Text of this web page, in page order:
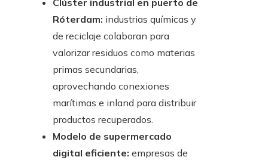
Clúster industrial en puerto de
Róterdam: industrias químicas y
de reciclaje colaboran para
valorizar residuos como materias
primas secundarias,
aprovechando conexiones
marítimas e inland para distribuir
productos recuperados.
Modelo de supermercado
digital eficiente: empresas de